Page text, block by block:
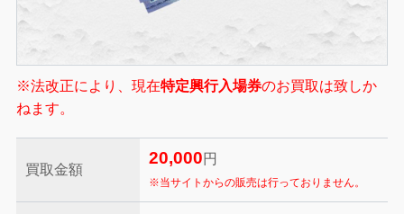
※法改正により、現在特定興行入場券のお買取は致しか
ねます。
買取金額
20,000 円
※当サイトからの販売は行っておりません。